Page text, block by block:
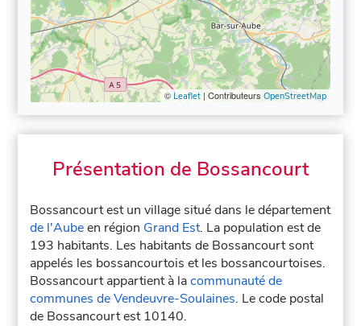
© Leaflet| Contributeurs OpenStreetMap
Présentation de Bossancourt
Bossancourt est un village situé dans le département
de l'Aubeen région Grand Est. La population est de
193 habitants. Les habitants de Bossancourt sont
appelés les bossancourtois et les bossancourtoises.
Bossancourt appartient à lacommunauté de
communes de Vendeuvre-Soulaines. Le code postal
de Bossancourt est 10140.